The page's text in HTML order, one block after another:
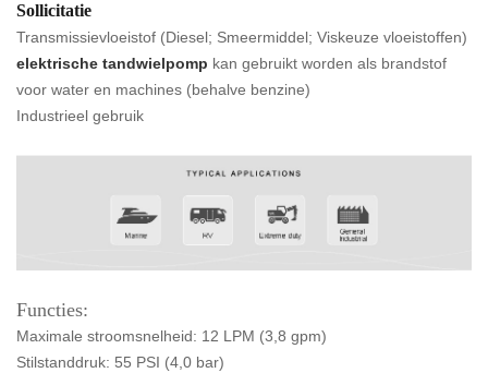
Sollicitatie
Transmissievloeistof (Diesel; Smeermiddel; Viskeuze vloeistoffen)
elektrische tandwielpomp kan gebruikt worden als brandstof
voor water en machines (behalve benzine)
Industrieel gebruik
Functies:
Maximale stroomsnelheid: 12 LPM (3,8 gpm)
Stilstanddruk: 55 PSI (4,0 bar)